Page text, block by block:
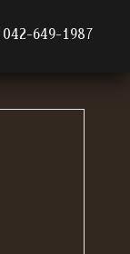
042-649-1987